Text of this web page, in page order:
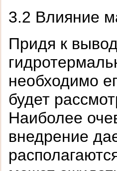
3.2 Влияние
Придя к
необходимо
будет
Наиболее
внедрение